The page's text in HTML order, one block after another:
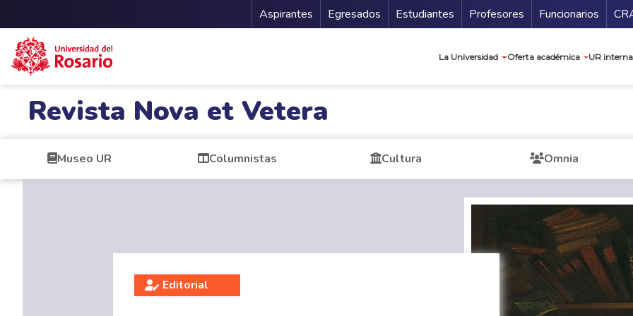
Menu Secundario
Aspirantes Egresados Estudiantes Profesores Funcionarios
La Universidad Oferta académica UR
Revista Nova et Vetera
Museo UR Columnistas Cultura Omnia
Editorial